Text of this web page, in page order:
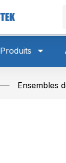
Produits
Ensembles